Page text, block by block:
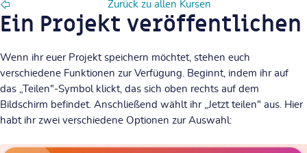
Zurück zu allen Kursen
Ein Projekt veröffentlichen
Wenn ihr euer Projekt speichern möchtet, stehen euch
verschiedene Funktionen zur Verfügung. Beginnt, indem ihr auf
das „Teilen"-Symbol klickt, das sich oben rechts auf dem
Bildschirm befindet. Anschließend wählt ihr „Jetzt teilen" aus. Hier
habt ihr zwei verschiedene Optionen zur Auswahl: